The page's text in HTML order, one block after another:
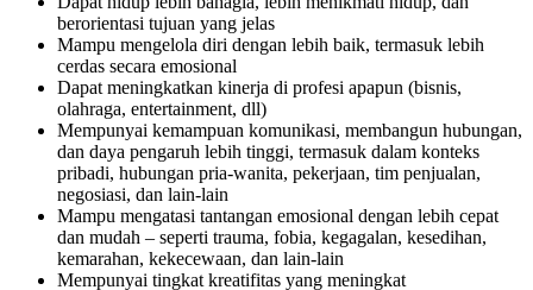
berorientasi tujuan yang jelas
Mampu mengelola diri dengan lebih baik, termasuk lebih
cerdas secara emosional
Dapat meningkatkan kinerja di profesi apapun (bisnis,
olahraga, entertainment, dll)
Mempunyai kemampuan komunikasi, membangun hubungan,
dan daya pengaruh lebih tinggi, termasuk dalam konteks
pribadi, hubungan pria-wanita, pekerjaan, tim penjualan,
negosiasi, dan lain-lain
Mampu mengatasi tantangan emosional dengan lebih cepat
dan mudah – seperti trauma, fobia, kegagalan, kesedihan,
kemarahan, kekecewaan, dan lain-lain
Mempunyai tingkat kreatifitas yang meningkat